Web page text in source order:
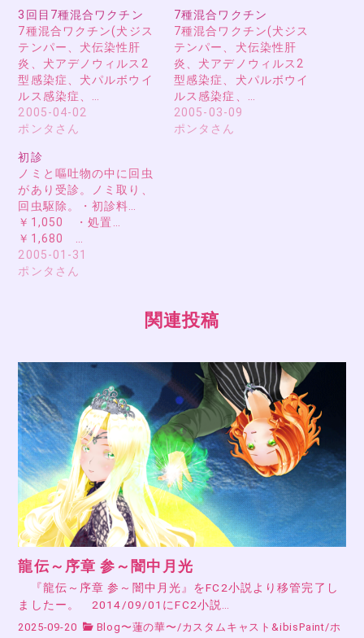
3回目7種混合ワクチン
7種混合ワクチン(犬ジス
テンパー、犬伝染性肝
炎、犬アデノウィルス2
型感染症、犬パルボウイ
ルス感染症、…
2005-04-02
ポンタさん
7種混合ワクチン
7種混合ワクチン(犬ジス
テンパー、犬伝染性肝
炎、犬アデノウィルス2
型感染症、犬パルボウイ
ルス感染症、…
2005-03-09
ポンタさん
初診
ノミと嘔吐物の中に回虫
があり受診。ノミ取り、
回虫駆除。・初診料…
￥1,050 ・処置…
￥1,680 …
2005-01-31
ポンタさん
関連投稿
龍伝～序章 参～闇中月光
『龍伝～序章 参～闇中月光』をFC2小説より移管完了し
ましたー。 2014/09/01にFC2小説…
2025-09-20 Blog〜蓮の華〜/カスタムキャスト&ibisPaint/ホ